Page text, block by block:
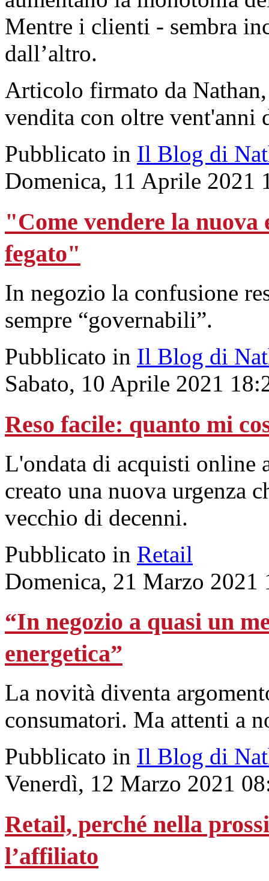
Mentre i clienti - sembra
dall’altro.
Articolo firmato da
vendita con oltre vent'anni
Pubblicato in Il Blog di
Domenica, 11 Aprile 2021
"Come vendere la nuova
fegato"
In negozio la confusione
sempre “governabili”.
Pubblicato in Il Blog di
Sabato, 10 Aprile 2021
Reso facile: quanto mi
L'ondata di acquisti online
creato una nuova urgenza
vecchio di decenni.
Pubblicato in Retail
Domenica, 21 Marzo 2021
“In negozio a quasi un
energetica”
La novità diventa
consumatori. Ma attenti a
Pubblicato in Il Blog di
Venerdì, 12 Marzo 2021
Retail, perché nella
l’affiliato